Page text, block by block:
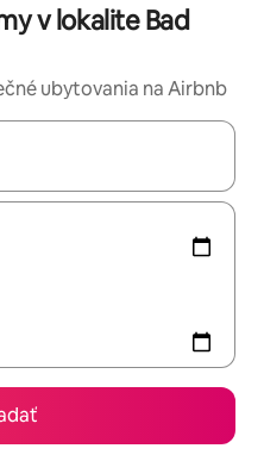
v lokalite Bad
ubytovania na Airbnb
môžete si ich prechádzať